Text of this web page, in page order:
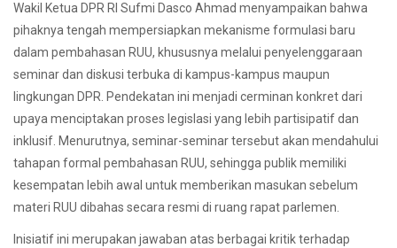
Wakil Ketua DPR RI Sufmi Dasco Ahmad menyampaikan bahwa
pihaknya tengah mempersiapkan mekanisme formulasi baru
dalam pembahasan RUU, khususnya melalui penyelenggaraan
seminar dan diskusi terbuka di kampus-kampus maupun
lingkungan DPR. Pendekatan ini menjadi cerminan konkret dari
upaya menciptakan proses legislasi yang lebih partisipatif dan
inklusif. Menurutnya, seminar-seminar tersebut akan mendahului
tahapan formal pembahasan RUU, sehingga publik memiliki
kesempatan lebih awal untuk memberikan masukan sebelum
materi RUU dibahas secara resmi di ruang rapat parlemen.
Inisiatif ini merupakan jawaban atas berbagai kritik terhadap